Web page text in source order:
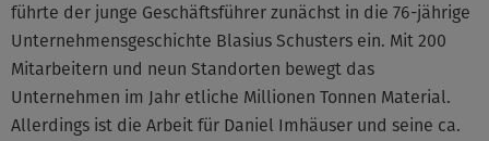
führte der junge Geschäftsführer zunächst in die 76-jährige
Unternehmensgeschichte Blasius Schusters ein. Mit 200
Mitarbeitern und neun Standorten bewegt das
Unternehmen im Jahr etliche Millionen Tonnen Material.
Allerdings ist die Arbeit für Daniel Imhäuser und seine ca.